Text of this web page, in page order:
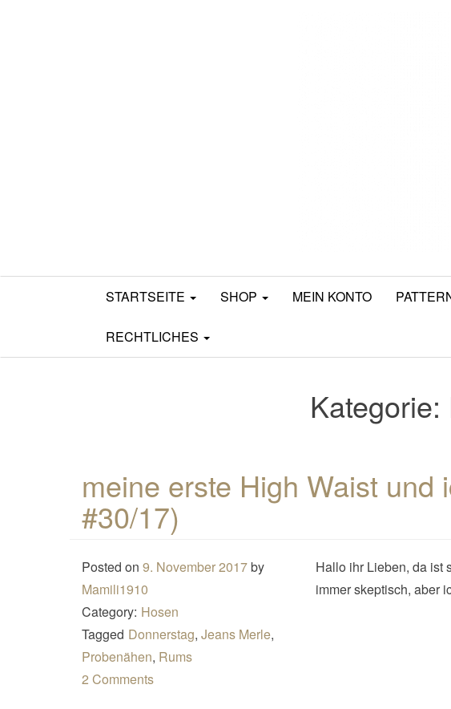
Mamili1910
STARTSEITE SHOP MEIN KONTO
RECHTLICHES
Kategorie:
meine erste High Waist und
#30/17)
Posted on 9. November 2017by
Mamili1910
Category: Hosen
Tagged Donnerstag, Jeans Merle,
Probenähen, Rums
2 Comments
Hallo ihr Lieben, da ist
immer skeptisch, aber